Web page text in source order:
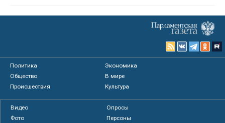
Политика
Экономика
Общество
В мире
Происшествия
Культура
Видео
Опросы
Фото
Персоны